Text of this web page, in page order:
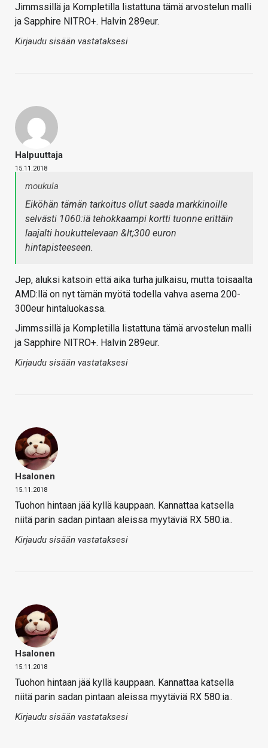
Jimmssillä ja Kompletilla listattuna tämä arvostelun malli
ja Sapphire NITRO+. Halvin 289eur.
Kirjaudu sisään vastataksesi
Halpuuttaja
15.11.2018
moukula
Eiköhän tämän tarkoitus ollut saada markkinoille
selvästi 1060:iä tehokkaampi kortti tuonne erittäin
laajalti houkuttelevaan &lt;300 euron
hintapisteeseen.
Jep, aluksi katsoin että aika turha julkaisu, mutta toisaalta
AMD:llä on nyt tämän myötä todella vahva asema 200-
300eur hintaluokassa.
Jimmssillä ja Kompletilla listattuna tämä arvostelun malli
ja Sapphire NITRO+. Halvin 289eur.
Kirjaudu sisään vastataksesi
Hsalonen
15.11.2018
Tuohon hintaan jää kyllä kauppaan. Kannattaa katsella
niitä parin sadan pintaan aleissa myytäviä RX 580:ia..
Kirjaudu sisään vastataksesi
Hsalonen
15.11.2018
Tuohon hintaan jää kyllä kauppaan. Kannattaa katsella
niitä parin sadan pintaan aleissa myytäviä RX 580:ia..
Kirjaudu sisään vastataksesi